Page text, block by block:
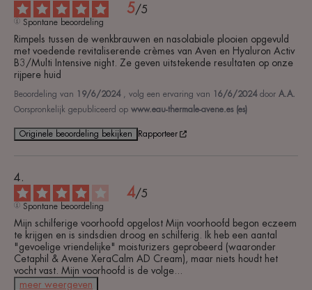
5/5
Spontane beoordeling
Rimpels tussen de wenkbrauwen en nasolabiale plooien opgevuld
met voedende revitaliserende crèmes van Aven en Hyaluron Activ
B3/Multi Intensive night. Ze geven uitstekende resultaten op onze
rijpere huid
Beoordeling van 19/6/2024 , volg een ervaring van 16/6/2024 door A.A.
Oorspronkelijk gepubliceerd op www.eau-thermale-avene.es (es)
Originele beoordeling bekijken Rapporteer
4/5
Spontane beoordeling
Mijn schilferige voorhoofd opgelost Mijn voorhoofd begon eczeem
te krijgen en is sindsdien droog en schilferig. Ik heb een aantal
"gevoelige vriendelijke" moisturizers geprobeerd (waaronder
Cetaphil & Avene XeraCalm AD Cream), maar niets houdt het
vocht vast. Mijn voorhoofd is de volge
meer weergeven